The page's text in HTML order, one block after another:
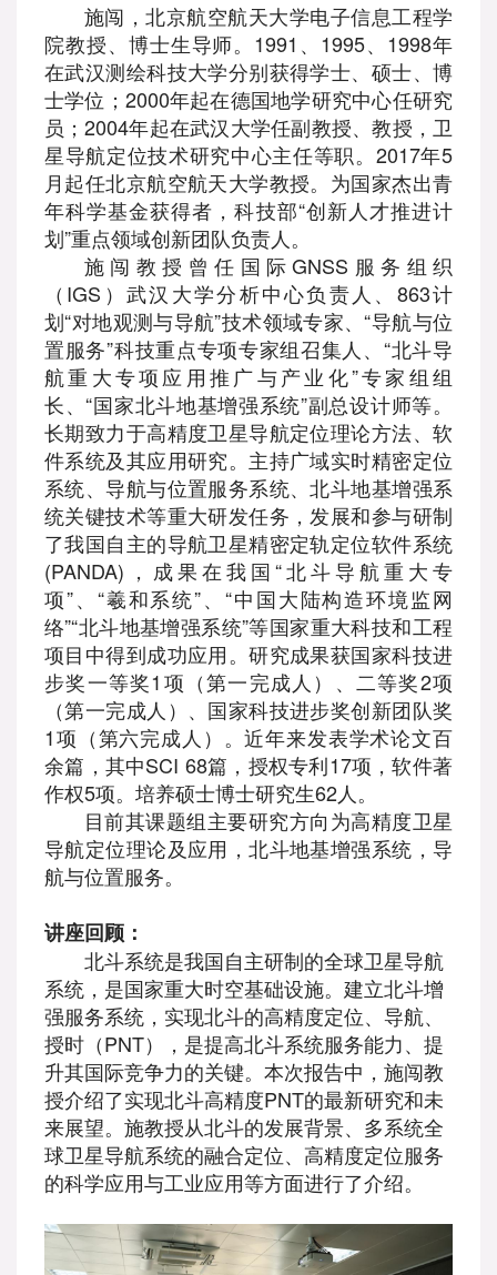
施闯，北京航空航天大学电子信息工程学
院教授、博士生导师。1991、1995、1998年
在武汉测绘科技大学分别获得学士、硕士、博
士学位；2000年起在德国地学研究中心任研究
员；2004年起在武汉大学任副教授、教授，卫
星导航定位技术研究中心主任等职。2017年5
月起任北京航空航天大学教授。为国家杰出青
年科学基金获得者，科技部“创新人才推进计
划”重点领域创新团队负责人。
施闯教授曾任国际GNSS服务组织
（IGS）武汉大学分析中心负责人、863计
划“对地观测与导航”技术领域专家、“导航与位
置服务”科技重点专项专家组召集人、“北斗导
航重大专项应用推广与产业化”专家组组
长、“国家北斗地基增强系统”副总设计师等。
长期致力于高精度卫星导航定位理论方法、软
件系统及其应用研究。主持广域实时精密定位
系统、导航与位置服务系统、北斗地基增强系
统关键技术等重大研发任务，发展和参与研制
了我国自主的导航卫星精密定轨定位软件系统
(PANDA)，成果在我国“北斗导航重大专
项”、“羲和系统”、“中国大陆构造环境监网
络”“北斗地基增强系统”等国家重大科技和工程
项目中得到成功应用。研究成果获国家科技进
步奖一等奖1项（第一完成人）、二等奖2项
（第一完成人）、国家科技进步奖创新团队奖
1项（第六完成人）。近年来发表学术论文百
余篇，其中SCI 68篇，授权专利17项，软件著
作权5项。培养硕士博士研究生62人。
目前其课题组主要研究方向为高精度卫星
导航定位理论及应用，北斗地基增强系统，导
航与位置服务。
讲座回顾：
北斗系统是我国自主研制的全球卫星导航
系统，是国家重大时空基础设施。建立北斗增
强服务系统，实现北斗的高精度定位、导航、
授时（PNT），是提高北斗系统服务能力、提
升其国际竞争力的关键。本次报告中，施闯教
授介绍了实现北斗高精度PNT的最新研究和未
来展望。施教授从北斗的发展背景、多系统全
球卫星导航系统的融合定位、高精度定位服务
的科学应用与工业应用等方面进行了介绍。